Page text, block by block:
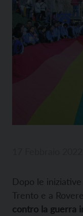
Dopo le
Trento e a
contro la guerra